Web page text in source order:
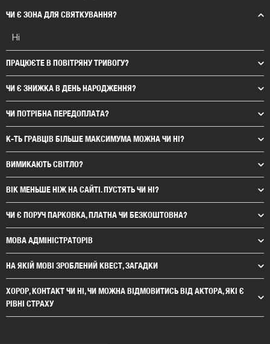
ЧИ Є ЗОНА ДЛЯ СВЯТКУВАННЯ?
Ні
ПРАЦЮЄТЕ В ПОВІТРЯНУ ТРИВОГУ?
ЧИ Є ЗНИЖКА В ДЕНЬ НАРОДЖЕННЯ?
ЧИ ПОТРІБНА ПЕРЕДОПЛАТА?
К-ТЬ ГРАВЦІВ БІЛЬШЕ МАКСИМУМА МОЖНА ЧИ НІ?
ВИМИКАЮТЬ СВІТЛО?
ВІК МЕНЬШЕ НІЖ НА САЙТІ. ПУСТЯТЬ ЧИ НІ?
ЧИ Є ПОРУЧ ПАРКОВКА, ПЛАТНА ЧИ БЕЗКОШТОВНА?
МОВА АДМІНІСТРАТОРІВ
НА ЯКІЙ МОВІ ЗРОБЛЕНИЙ КВЕСТ, ЗАГАДКИ
ХОРОР, КОНТАКТ ЧИ НІ, ЧИ МОЖНА ВІДМОВИТИСЬ ВІД АКТОРА, ЯКІ Є
РІВНІ СТРАХУ